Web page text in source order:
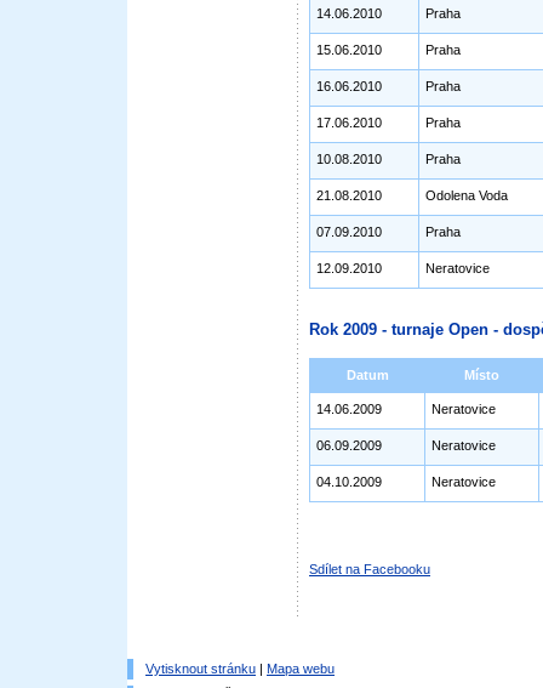
14.06.2010 Praha
15.06.2010 Praha
16.06.2010 Praha
17.06.2010 Praha
10.08.2010 Praha
21.08.2010 Odolena Voda
07.09.2010 Praha
12.09.2010 Neratovice
Rok 2009 - turnaje Open -
Datum Místo
14.06.2009 Neratovice
06.09.2009 Neratovice
04.10.2009 Neratovice
Sdílet na Facebooku
Vytisknout stránku | Mapa webu